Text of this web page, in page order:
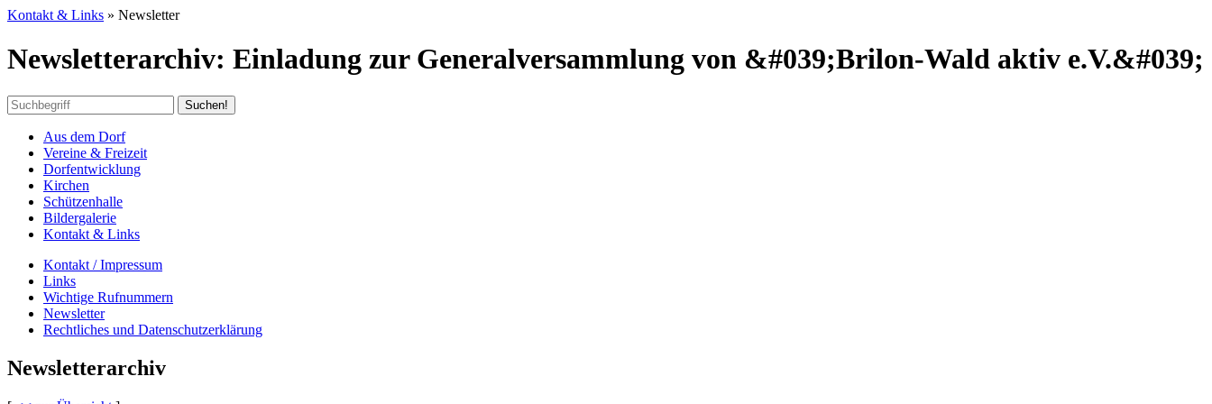
Kontakt & Links » Newsletter
Newsletterarchiv: Einladung zur Generalversammlung von &#039;Brilon-Wald aktiv e.V.&#039;
Aus dem Dorf
Vereine & Freizeit
Dorfentwicklung
Kirchen
Schützenhalle
Bildergalerie
Kontakt & Links
Kontakt / Impressum
Links
Wichtige Rufnummern
Newsletter
Rechtliches und Datenschutzerklärung
Newsletterarchiv